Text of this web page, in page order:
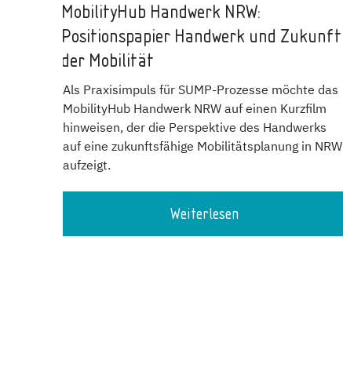
MobilityHub Handwerk NRW:
Positionspapier Handwerk und Zukunft
der Mobilität
Als Praxisimpuls für SUMP-Prozesse möchte das
MobilityHub Handwerk NRW auf einen Kurzfilm
hinweisen, der die Perspektive des Handwerks
auf eine zukunftsfähige Mobilitätsplanung in NRW
aufzeigt.
Weiterlesen